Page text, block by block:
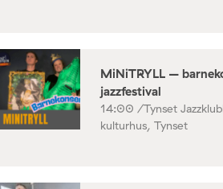
MiNiTRYLL –
jazzfestival
14:00 /Tynset
kulturhus, Tynset